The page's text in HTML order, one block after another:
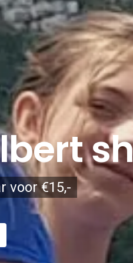
voor €15,-